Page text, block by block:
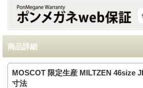
商品詳細
MOSCOT 限定生産 MILTZEN 46size
寸法